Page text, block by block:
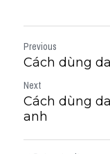
Previous
Cách dùng
Next
Cách dùng
anh